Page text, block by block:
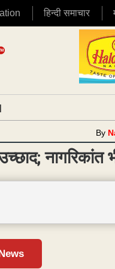
हिन्दी समाचार
By
नागरिकांत